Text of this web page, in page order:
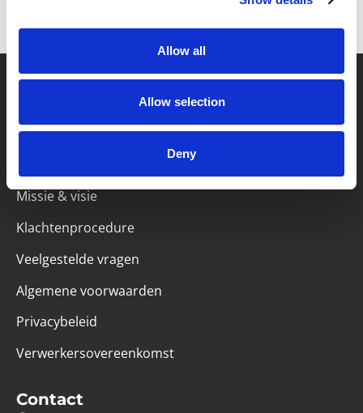
Allow all
Allow selection
Deny
Handige links
Missie & visie
Klachtenprocedure
Veelgestelde vragen
Algemene voorwaarden
Privacybeleid
Verwerkersovereenkomst
Contact